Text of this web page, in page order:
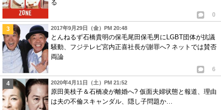
る
0
2017年9月29日（金）PM 20:48
とんねるず石橋貴明の保毛尾田保毛男にLGBT団体が抗議
騒動、フジテレビ宮内正喜社長が謝罪へ? ネットでは賛否
両論
6
2020年4月11日（土）PM 21:52
原田美枝子＆石橋凌が離婚へ? 仮面夫婦状態と報道、理由
は夫の不倫スキャンダル、隠し子問題か…